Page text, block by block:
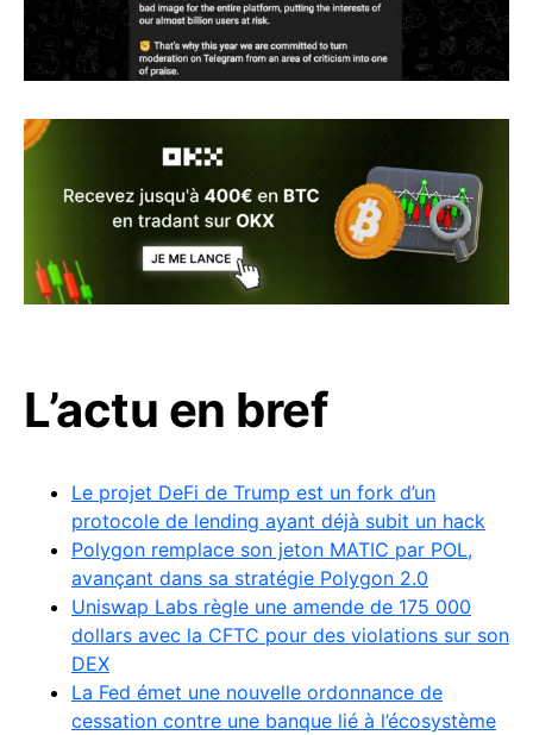
L’actu en bref
Le projet DeFi de Trump est un fork d’un
protocole de lending ayant déjà subit un hack
Polygon remplace son jeton MATIC par POL,
avançant dans sa stratégie Polygon 2.0
Uniswap Labs règle une amende de 175 000
dollars avec la CFTC pour des violations sur son
DEX
La Fed émet une nouvelle ordonnance de
cessation contre une banque lié à l’écosystème